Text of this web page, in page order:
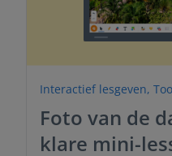
Interactief lesgeven,
Foto van de
klare mini-